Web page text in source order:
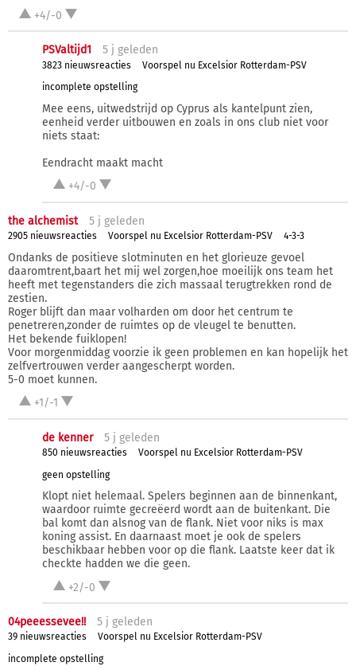
+4/-0
PSValtijd1 5 j geleden
3823 nieuwsreacties
Voorspel nu Excelsior Rotterdam-PSV
incomplete opstelling
Mee eens, uitwedstrijd op Cyprus als kantelpunt zien,
eenheid verder uitbouwen en zoals in ons club niet voor
niets staat:
Eendracht maakt macht
+4/-0
the alchemist 5 j geleden
2905 nieuwsreacties Voorspel nu Excelsior Rotterdam-PSV 4-3-3
Ondanks de positieve slotminuten en het glorieuze gevoel
daaromtrent,baart het mij wel zorgen,hoe moeilijk ons team het
heeft met tegenstanders die zich massaal terugtrekken rond de
zestien.
Roger blijft dan maar volharden om door het centrum te
penetreren,zonder de ruimtes op de vleugel te benutten.
Het bekende fuiklopen!
Voor morgenmiddag voorzie ik geen problemen en kan hopelijk het
zelfvertrouwen verder aangescherpt worden.
5-0 moet kunnen.
+1/-1
de kenner 5 j geleden
850 nieuwsreacties
Voorspel nu Excelsior Rotterdam-PSV
geen opstelling
Klopt niet helemaal. Spelers beginnen aan de binnenkant,
waardoor ruimte gecreëerd wordt aan de buitenkant. Die
bal komt dan alsnog van de flank. Niet voor niks is max
koning assist. En daarnaast moet je ook de spelers
beschikbaar hebben voor op die flank. Laatste keer dat ik
checkte hadden we die geen.
+2/-0
04peeessevee!! 5 j geleden
39 nieuwsreacties
Voorspel nu Excelsior Rotterdam-PSV
incomplete opstelling